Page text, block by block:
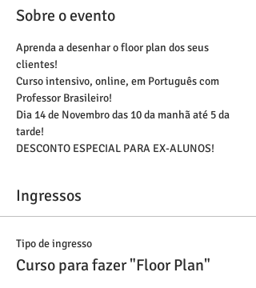
Sobre o evento
Aprenda a desenhar o floor plan dos seus
clientes!
Curso intensivo, online, em Português com
Professor Brasileiro!
Dia 14 de Novembro das 10 da manhã até 5 da
tarde!
DESCONTO ESPECIAL PARA EX-ALUNOS!
Ingressos
Tipo de ingresso
Curso para fazer "Floor Plan"